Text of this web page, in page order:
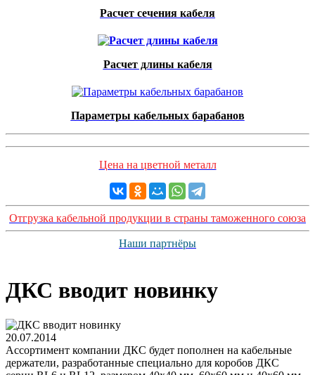
Расчет сечения кабеля
Расчет длины кабеля
Параметры кабельных барабанов
Цена на цветной металл
Отгрузка кабельной продукции в страны таможенного союза
Наши партнёры
ДКС вводит новинку
20.07.2014
Ассортимент компании ДКС будет пополнен на кабельные
держатели, разработанные специально для коробов ДКС